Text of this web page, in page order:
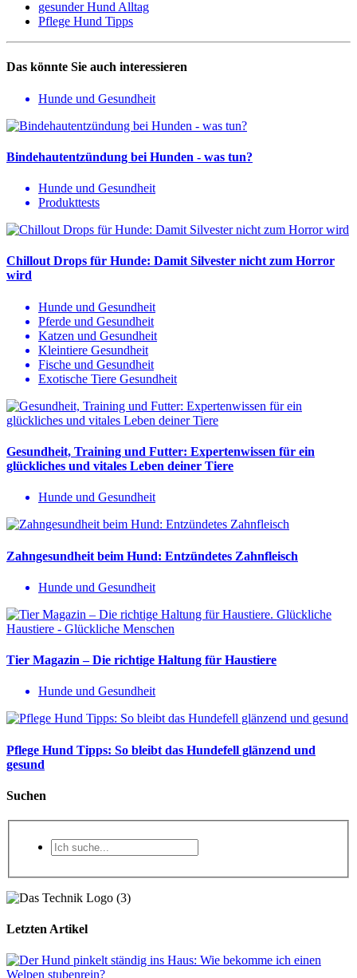
gesunder Hund Alltag
Pflege Hund Tipps
Das könnte Sie auch interessieren
Hunde und Gesundheit
Bindehautentzündung bei Hunden - was tun?
Hunde und Gesundheit
Produkttests
Chillout Drops für Hunde: Damit Silvester nicht zum Horror
wird
Hunde und Gesundheit
Pferde und Gesundheit
Katzen und Gesundheit
Kleintiere Gesundheit
Fische und Gesundheit
Exotische Tiere Gesundheit
Gesundheit, Training und Futter: Expertenwissen für ein
glückliches und vitales Leben deiner Tiere
Hunde und Gesundheit
Zahngesundheit beim Hund: Entzündetes Zahnfleisch
Hunde und Gesundheit
Tier Magazin – Die richtige Haltung für Haustiere
Hunde und Gesundheit
Pflege Hund Tipps: So bleibt das Hundefell glänzend und
gesund
Suchen
Letzten Artikel